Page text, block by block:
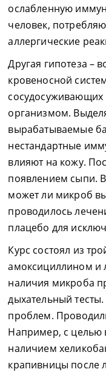
ослабленную
человек,
аллергические
Другая гипотеза –
кровеносной
организмом.
вырабатываемые
нестандартные
влияют на кожу.
появлением сыпи.
может ли микроб
проводилось
плацебо для
Курс состоял из
амоксициллином и
наличия микроба
дыхательный
проблем.
Например, с целью
наличием
крапивницы после